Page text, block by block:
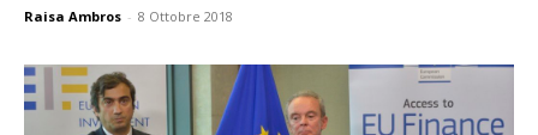
Raisa Ambros - 8 Ottobre 2018